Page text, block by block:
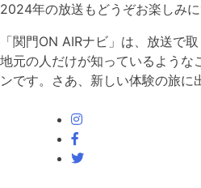
2024年の放送もどうぞお楽しみに
「関門ON AIRナビ」は、放送で
地元の人だけが知っているような
ンです。さあ、新しい体験の旅に